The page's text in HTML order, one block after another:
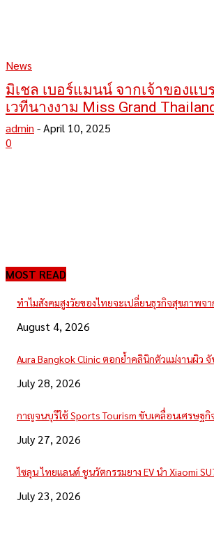
News
มิเชล เบอร์แมนน์ จากเจ้าของแ
เวทีนางงาม Miss Grand
admin -April 10, 2025
0
MOST READ
ทำไมสังคมสูงวัยของไทยจะเปลี่ยนธุรกิจสุขภาพจา
August 4, 2026
Aura Bangkok Clinic ตอกย้ำคลินิกตัวแม่งานผิว
July 28, 2026
กาญจนบุรีใช้ Sports Tourism ขับเคลื่อนเศรษฐกิ
July 27, 2026
ไซลุน ไทยแลนด์ ชูนวัตกรรมยาง EV นำ Xiaomi
July 23, 2026